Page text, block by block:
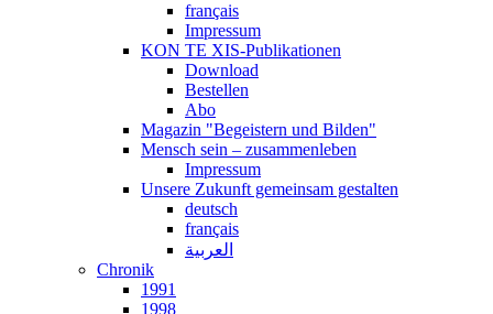
français
Impressum
KON TE XIS-Publikationen
Download
Bestellen
Abo
Magazin "Begeistern und Bilden"
Mensch sein – zusammenleben
Impressum
Unsere Zukunft gemeinsam gestalten
deutsch
français
العربية
Chronik
1991
1998